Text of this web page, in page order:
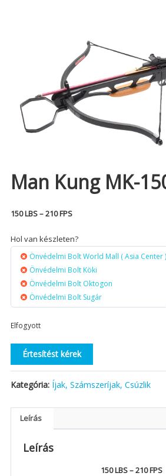
Man Kung MK-
150 LBS – 210 FPS
Hol van készleten?
Önvédelmi Bolt World Mall ( Asia Center )
Önvédelmi Bolt Köki
Önvédelmi Bolt Oktogon
Önvédelmi Bolt Sugár
Elfogyott
Értesítést kérek
Kategória: Íjak, Számszeríjak, Csúzlik
Leírás
Leírás
150 LBS – 210 FPS